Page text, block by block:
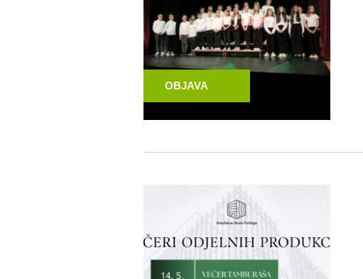
OBJAVA